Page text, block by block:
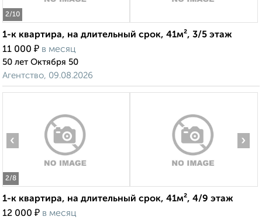
2/10
1-к квартира, на длительный срок, 41м², 3/5 этаж
11 000 ₽ в месяц
50 лет Октября 50
Агентство, 09.08.2026
2/8
‹ ›
1-к квартира, на длительный срок, 41м², 4/9 этаж
12 000 ₽ в месяц